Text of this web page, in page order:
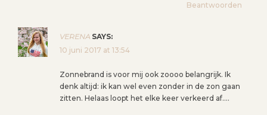
Beantwoorden
VERENA SAYS:
10 juni 2017 at 13:54
Zonnebrand is voor mij ook zoooo belangrijk. Ik
denk altijd: ik kan wel even zonder in de zon gaan
zitten. Helaas loopt het elke keer verkeerd af….